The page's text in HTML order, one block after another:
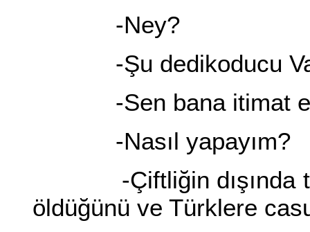
-Ney?
-Şu dedikoducu
-Sen bana itimat
-Nasıl yapayım?
-Çiftliğin dışında
öldüğünü ve Türklere